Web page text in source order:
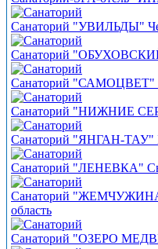
Санаторий "УВИЛЬДЫ"
Санаторий
Санаторий "САМОЦВЕТ"
Санаторий "НИЖНИЕ
Санаторий "ЯНГАН-ТАУ"
Санаторий "ЛЕНЕВКА"
Санаторий
область
Санаторий "ОЗЕРО